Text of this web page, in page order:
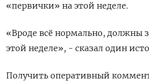
«первички» на этой неделе.
«Вроде всё нормально, должны
этой неделе», - сказал один
Получить оперативный